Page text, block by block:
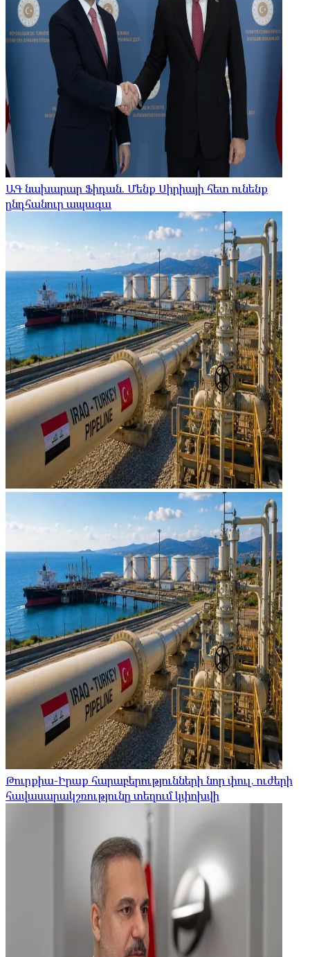
ԱԳ նախարար Ֆիդան. Մենք Սիրիայի հետ ունենք
ընդհանուր ապագա
Թուրքիա-Իրաք հարաբերությունների նոր փուլ. ուժերի
հավասարակշռությունը տեղում կփոխվի